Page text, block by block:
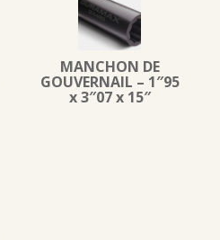
MANCHON DE
GOUVERNAIL – 1″95
x 3″07 x 15″